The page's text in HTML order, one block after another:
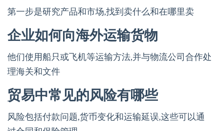
第一步是研究产品和市场,找到卖什么和在哪里卖
企业如何向海外运输货物
他们使用船只或飞机等运输方法,并与物流公司合作处
理海关和文件
贸易中常见的风险有哪些
风险包括付款问题,货币变化和运输延误,这些可以通